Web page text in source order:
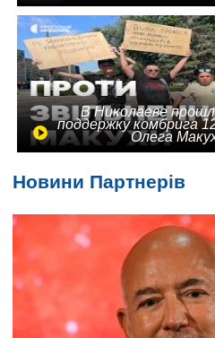
В Николаеве
поддержку комбрига
Олега